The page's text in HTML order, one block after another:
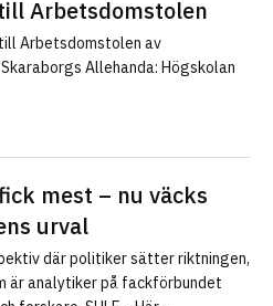
Arbetsdomstolen
Arbetsdomstolen av
Allehanda: Högskolan
mest – nu väcks
urval
där politiker sätter riktningen,
är analytiker på fackförbundet